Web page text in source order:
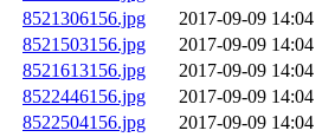
8521306156.jpg
2017-09-09 14:04
8521503156.jpg
2017-09-09 14:04
8521613156.jpg
2017-09-09 14:04
8522446156.jpg
2017-09-09 14:04
8522504156.jpg
2017-09-09 14:04